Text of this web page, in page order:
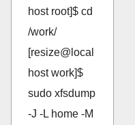
host root]$ cd
/work/
[resize@local
host work]$
sudo xfsdump
-J -L home -M